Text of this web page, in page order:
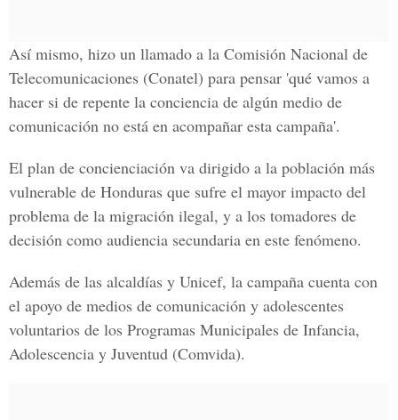
Así mismo, hizo un llamado a la Comisión Nacional de
Telecomunicaciones (Conatel) para pensar 'qué vamos a
hacer si de repente la conciencia de algún medio de
comunicación no está en acompañar esta campaña'.
El plan de concienciación va dirigido a la población más
vulnerable de Honduras que sufre el mayor impacto del
problema de la migración ilegal, y a los tomadores de
decisión como audiencia secundaria en este fenómeno.
Además de las alcaldías y Unicef, la campaña cuenta con
el apoyo de medios de comunicación y adolescentes
voluntarios de los Programas Municipales de Infancia,
Adolescencia y Juventud (Comvida).